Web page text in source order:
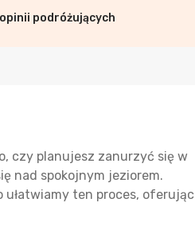
podróżujących
czy planujesz zanurzyć się w
nad spokojnym jeziorem.
ułatwiamy ten proces, oferując